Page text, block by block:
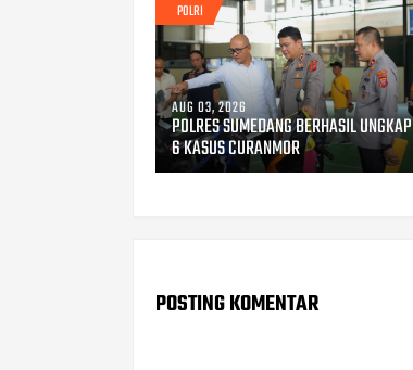
POLRI
AUG 03, 2026
POLRES SUMEDANG BERHASIL UNGKAP
6 KASUS CURANMOR
POSTING KOMENTAR